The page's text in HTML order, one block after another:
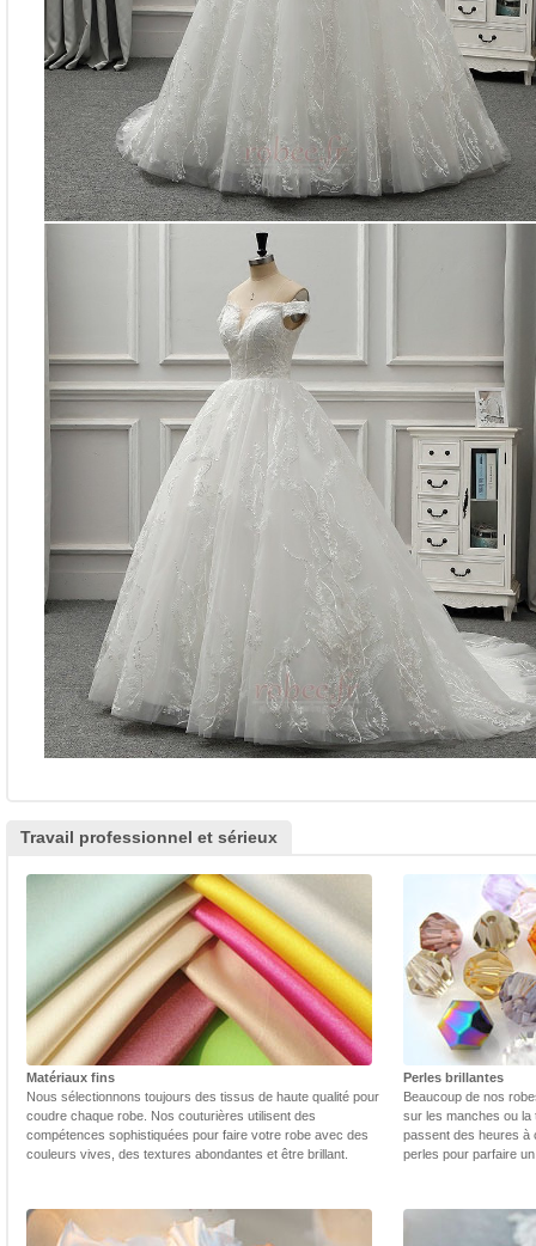
Travail professionnel et sérieux
Matériaux fins
Nous sélectionnons toujours des tissus de haute qualité pour
coudre chaque robe. Nos couturières utilisent des
compétences sophistiquées pour faire votre robe avec des
couleurs vives, des textures abondantes et être brillant.
Perles brillantes
Beaucoup de nos
sur les manches ou la
passent des heures à
perles pour parfaire